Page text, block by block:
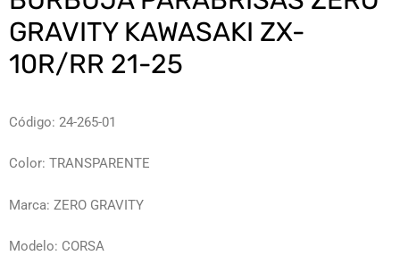
GRAVITY KAWASAKI ZX-
10R/RR 21-25
Código: 24-265-01
Color: TRANSPARENTE
Marca: ZERO GRAVITY
Modelo: CORSA